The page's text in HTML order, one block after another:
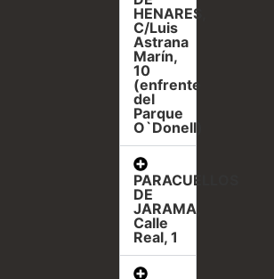
HENARES,
C/Luis
Astrana
Marín,
10
(enfrente
del
Parque
O`Donell)
PARACUELLOS
DE
JARAMA,
Calle
Real, 1